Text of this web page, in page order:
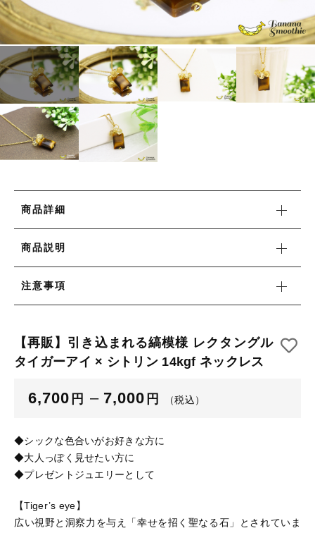
商品詳細
商品説明
注意事項
【再販】引き込まれる縞模様 レクタングル
タイガーアイ × シトリン 14kgf ネックレス
6,700 円 – 7,000 円 （税込）
◆シックな色合いがお好きな方に
◆大人っぽく見せたい方に
◆プレゼントジュエリーとして
【Tiger’s eye】
広い視野と洞察力を与え「幸せを招く聖なる石」とされていま
ショッピングを続ける
カートを確認する
ブレスレット
リング
HAPPY BAG
-Stone Type-
-Color Type-
新着商品
セール
お知らせ
お問い合わせ
ログイン
リング
HAPPY BAG
-Stone Type-
-Color Type-
価格帯
～
その他
在庫あり セール
並び順